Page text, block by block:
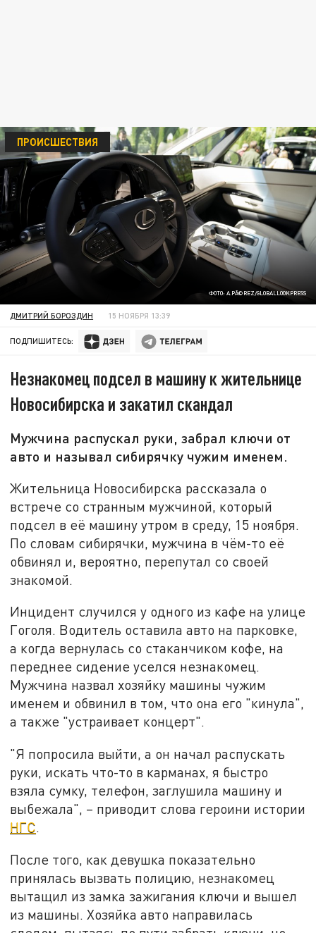
ФОТО: A.PÃ©REZ/GLOBALLOOKPRESS
ПРОИСШЕСТВИЯ
ДМИТРИЙ БОРОЗДИН 15 НОЯБРЯ 13:39
ПОДПИШИТЕСЬ:
Незнакомец подсел в машину к жительнице
Новосибирска и закатил скандал
Мужчина распускал руки, забрал ключи от
авто и называл сибирячку чужим именем.
Жительница Новосибирска рассказала о
встрече со странным мужчиной, который
подсел в её машину утром в среду, 15 ноября.
По словам сибирячки, мужчина в чём-то её
обвинял и, вероятно, перепутал со своей
знакомой.
Инцидент случился у одного из кафе на улице
Гоголя. Водитель оставила авто на парковке,
а когда вернулась со стаканчиком кофе, на
переднее сидение уселся незнакомец.
Мужчина назвал хозяйку машины чужим
именем и обвинил в том, что она его "кинула",
а также "устраивает концерт".
"Я попросила выйти, а он начал распускать
руки, искать что-то в карманах, я быстро
взяла сумку, телефон, заглушила машину и
выбежала", – приводит слова героини истории
НГС.
После того, как девушка показательно
принялась вызвать полицию, незнакомец
вытащил из замка зажигания ключи и вышел
из машины. Хозяйка авто направилась